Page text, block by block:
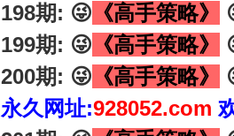
198期: 😜 《高手策略》
199期: 😜 《高手策略》
200期: 😜 《高手策略》
永久网址:928052.com